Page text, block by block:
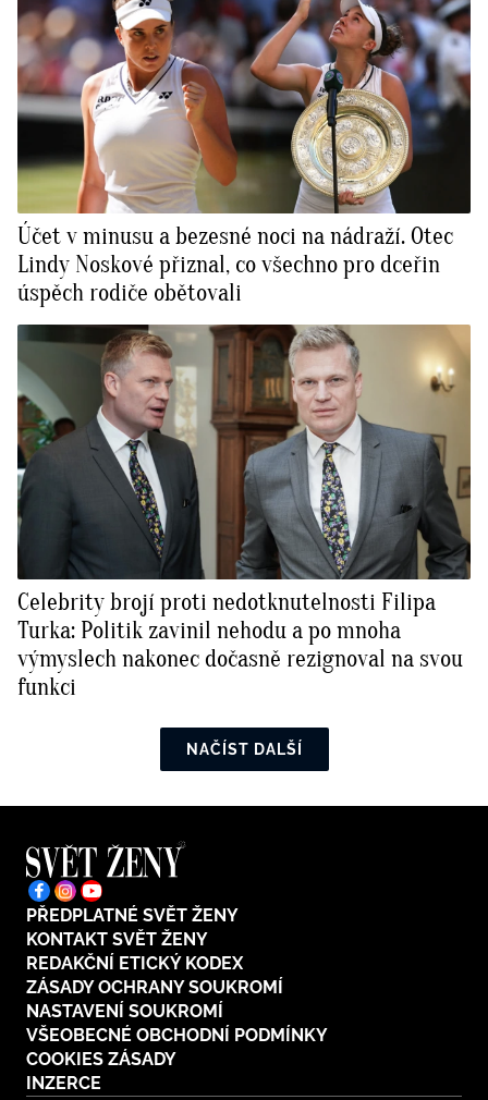
Účet v minusu a bezesné noci na nádraží. Otec
Lindy Noskové přiznal, co všechno pro dceřin
úspěch rodiče obětovali
Celebrity brojí proti nedotknutelnosti Filipa
Turka: Politik zavinil nehodu a po mnoha
výmyslech nakonec dočasně rezignoval na svou
funkci
NAČÍST DALŠÍ
PŘEDPLATNÉ SVĚT ŽENY
KONTAKT SVĚT ŽENY
REDAKČNÍ ETICKÝ KODEX
ZÁSADY OCHRANY SOUKROMÍ
NASTAVENÍ SOUKROMÍ
VŠEOBECNÉ OBCHODNÍ PODMÍNKY
COOKIES ZÁSADY
INZERCE